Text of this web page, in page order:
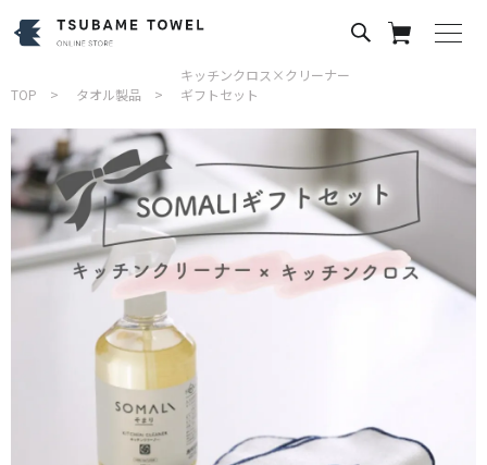
TOP タオル製品
キッチンクロス×クリーナー
ギフトセット